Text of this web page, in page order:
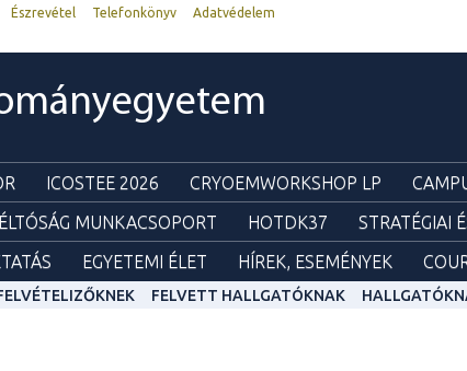
Észrevétel Telefonkönyv
Adatvédelem
ICOSTEE 2026 CRYOEMWORKSHOP LP
MUNKACSOPORT HOTDK37 STRATÉGIAI
EGYETEMI ÉLET HÍREK, ESEMÉNYEK
FELVETT HALLGATÓKNAK